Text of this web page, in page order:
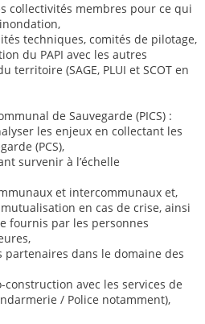
collectivités membres pour ce qui
techniques, comités de pilotage,
du PAPI avec les autres
territoire (SAGE, PLUI et SCOT en
de Sauvegarde (PICS) :
les enjeux en collectant les
(PCS),
survenir à l’échelle
et intercommunaux et,
en cas de crise, ainsi
fournis par les personnes
partenaires dans le domaine des
avec les services de
/ Police notamment),